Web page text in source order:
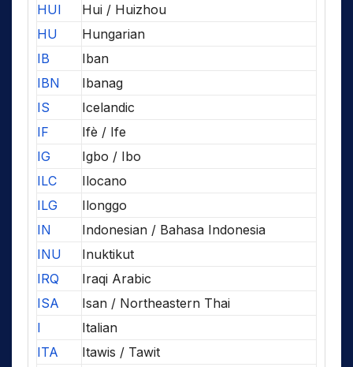
HUI
Hui / Huizhou
HU
Hungarian
IB
Iban
IBN
Ibanag
IS
Icelandic
IF
Ifè / Ife
IG
Igbo / Ibo
ILC
Ilocano
ILG
Ilonggo
IN
Indonesian / Bahasa Indonesia
INU
Inuktikut
IRQ
Iraqi Arabic
ISA
Isan / Northeastern Thai
I
Italian
ITA
Itawis / Tawit